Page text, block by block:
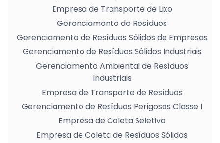
Empresa de Transporte de Lixo
Gerenciamento de Resíduos
Gerenciamento de Resíduos Sólidos de Empresas
Gerenciamento de Resíduos Sólidos Industriais
Gerenciamento Ambiental de Resíduos
Industriais
Empresa de Transporte de Resíduos
Gerenciamento de Resíduos Perigosos Classe I
Empresa de Coleta Seletiva
Empresa de Coleta de Resíduos Sólidos